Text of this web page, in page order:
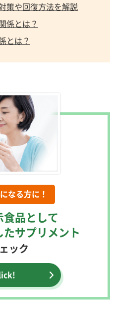
策や回復方法を解説
係とは？
とは？
なる方に！
品として
サプリメント
ック